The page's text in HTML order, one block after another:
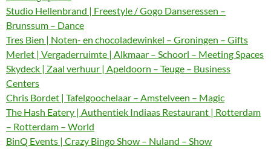
Studio Hellenbrand | Freestyle / Gogo Danseressen –
Brunssum – Dance
Tres Bien | Noten- en chocoladewinkel – Groningen – Gifts
Merlet | Vergaderruimte | Alkmaar – Schoorl – Meeting Spaces
Skydeck | Zaal verhuur | Apeldoorn – Teuge – Business
Centers
Chris Bordet | Tafelgoochelaar – Amstelveen – Magic
The Hash Eatery | Authentiek Indiaas Restaurant | Rotterdam
– Rotterdam – World
BinQ Events | Crazy Bingo Show – Nuland – Show